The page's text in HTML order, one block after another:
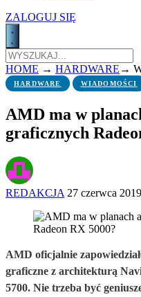
ZALOGUJ SIĘ
HOME → HARDWARE →
HARDWARE WIADOMOŚCI
AMD ma w
graficznych
REDAKCJA 27 czerwca 2019
AMD oficjalnie
graficzne z architekturą
5700. Nie trzeba być